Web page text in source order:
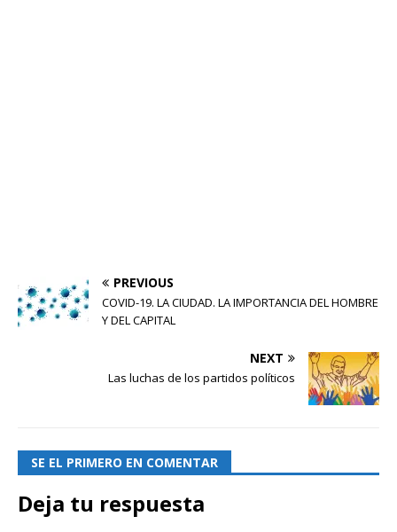
PREVIOUS
COVID-19. LA CIUDAD. LA IMPORTANCIA DEL HOMBRE
Y DEL CAPITAL
NEXT
Las luchas de los partidos políticos
SE EL PRIMERO EN COMENTAR
Deja tu respuesta